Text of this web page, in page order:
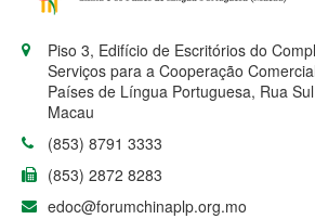
Piso 3, Edifício de Escritórios do
Serviços para a Cooperação
Países de Língua Portuguesa, Rua
Macau
(853) 8791 3333
(853) 2872 8283
edoc@forumchinaplp.org.mo